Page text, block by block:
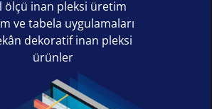
ölçü inan pleksi üretim
ve tabela uygulamaları
dekoratif inan pleksi
ürünler
ve bireysel projeler